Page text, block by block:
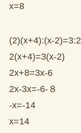
x=8
(2)(x+4):(x-2)=3:2
2(x+4)=3(x-2)
2x+8=3x-6
2x-3x=-6-８
-x=-14
x=14